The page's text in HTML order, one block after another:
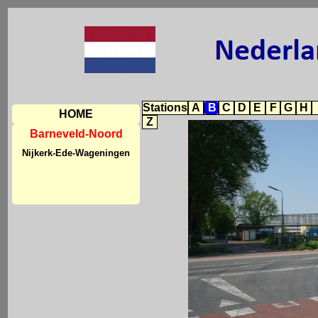
HOME
Barneveld-Noord
Nijkerk-Ede-Wageningen
Stations A B C D E F G H
Z